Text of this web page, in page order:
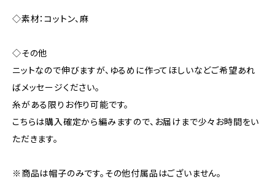
◇素材：コットン、麻
◇その他
ニットなので伸びますが、ゆるめに作ってほしいなどご希望あれ
ばメッセージください。
糸がある限りお作り可能です。
こちらは購入確定から編みますので、お届けまで少々お時間をい
ただきます。
※商品は帽子のみです。その他付属品はございません。